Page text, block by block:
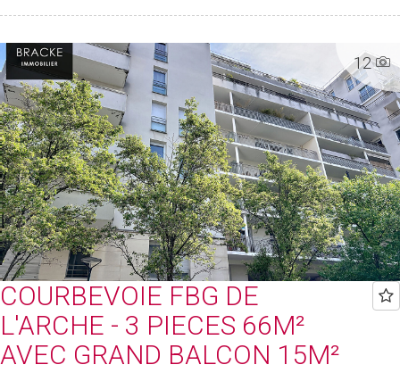
12
COURBEVOIE FBG DE
L'ARCHE - 3 PIECES 66M²
AVEC GRAND BALCON 15M²